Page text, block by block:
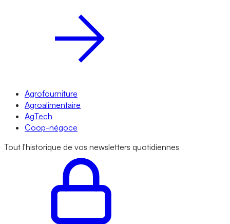
Agrofourniture
Agroalimentaire
AgTech
Coop-négoce
Tout l'historique de vos newsletters quotidiennes